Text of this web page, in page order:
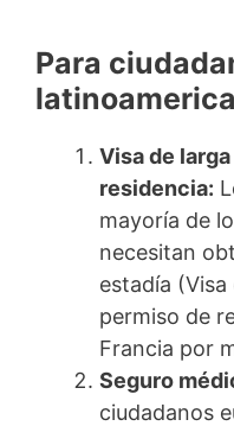
Para
Visa de
residencia:
mayoría de
necesitan
estadía
permiso de
Francia por
Seguro
ciudadanos